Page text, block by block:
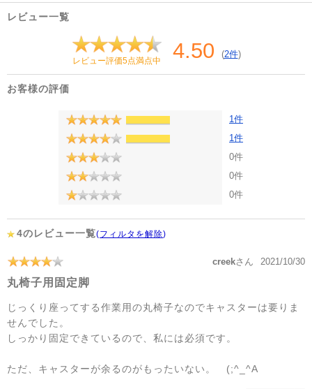
レビュー一覧
レビュー評価5点満点中 4.50 (2件)
お客様の評価
1件
1件
0件
0件
0件
4のレビュー一覧(フィルタを解除)
creekさん 2021/10/30
丸椅子用固定脚
じっくり座ってする作業用の丸椅子なのでキャスターは要りま
せんでした。
しっかり固定できているので、私には必須です。
ただ、キャスターが余るのがもったいない。 (;^_^A